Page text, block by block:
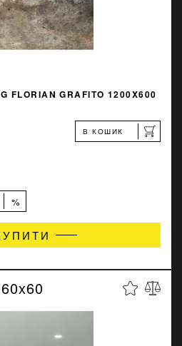
FLORIAN GRAFITO 1200X600
В КОШИК
%
60x60